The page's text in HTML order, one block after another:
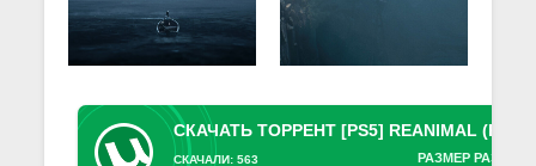
РАЗМЕР
СКАЧАЛИ: 563